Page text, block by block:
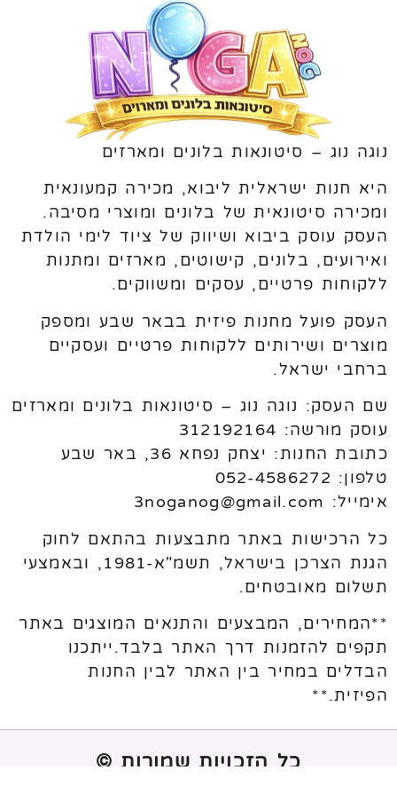
נוגה נוג – סיטונאות בלונים ומארזים
היא חנות ישראלית ליבוא, מכירה קמעונאית
ומכירה סיטונאית של בלונים ומוצרי מסיבה.
העסק עוסק ביבוא ושיווק של ציוד לימי הולדת
ואירועים, בלונים, קישוטים, מארזים ומתנות
ללקוחות פרטיים, עסקים ומשווקים.
העסק פועל מחנות פיזית בבאר שבע ומספק
מוצרים ושירותים ללקוחות פרטיים ועסקיים
ברחבי ישראל.
שם העסק: נוגה נוג – סיטונאות בלונים ומארזים
עוסק מורשה: 312192164
כתובת החנות: יצחק נפחא 36, באר שבע
טלפון: 052-4586272
אימייל: 3noganog@gmail.com
כל הרכישות באתר מתבצעות בהתאם לחוק
הגנת הצרכן בישראל, תשמ"א-1981, ובאמצעי
תשלום מאובטחים.
**המחירים, המבצעים והתנאים המוצגים באתר
תקפים להזמנות דרך האתר בלבד.ייתכנו
הבדלים במחיר בין האתר לבין החנות
הפיזית.**
כל הזכויות שמורות ©